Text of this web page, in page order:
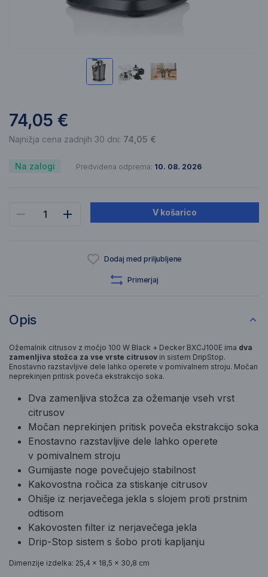
74,05 €
Najnižja cena zadnjih 30 dni: 74,05 €
Na zalogi Predvidena odprema: 10. 08. 2026
V košarico
Dodaj med priljubljene
Primerjaj
Opis
Ožemalnik citrusov z močjo 100 W Black + Decker BXCJ100E ima dva
zamenljiva stožca za vse vrste citrusov in sistem DripStop.
Enostavno razstavljive dele lahko operete v pomivalnem stroju. Močan
neprekinjen pritisk poveča ekstrakcijo soka.
Dva zamenljiva stožca za ožemanje vseh vrst
citrusov
Močan neprekinjen pritisk poveča ekstrakcijo soka
Enostavno razstavljive dele lahko operete
v pomivalnem stroju
Gumijaste noge povečujejo stabilnost
Kakovostna ročica za stiskanje citrusov
Ohišje iz nerjavečega jekla s slojem proti prstnim
odtisom
Kakovosten filter iz nerjavečega jekla
Drip-Stop sistem s šobo proti kapljanju
Dimenzije izdelka: 25,4 x 18,5 x 30,8 cm